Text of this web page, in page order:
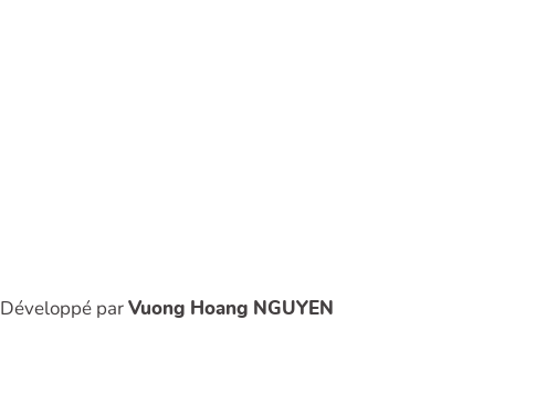
Développé parVuong Hoang NGUYEN